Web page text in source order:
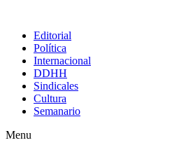
Editorial
Política
Internacional
DDHH
Sindicales
Cultura
Semanario
Menu